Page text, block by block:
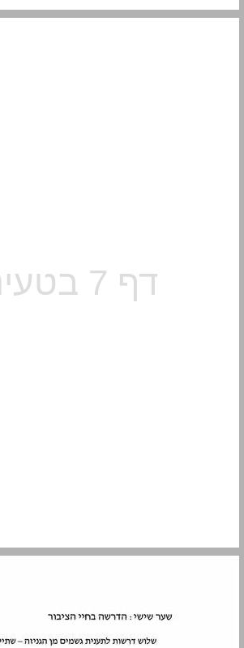
שלמי תודה ... 9